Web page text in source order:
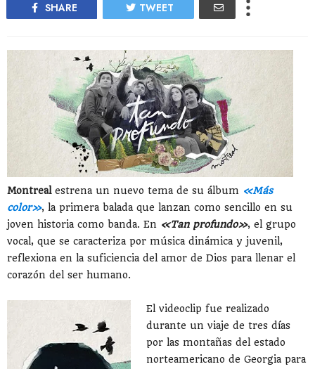
SHARE TWEET
Montrealestrena un nuevo tema de su álbum «Más
color», la primera balada que lanzan como sencillo en su
joven historia como banda. En «Tan profundo», el grupo
vocal, que se caracteriza por música dinámica y juvenil,
reflexiona en la suficiencia del amor de Dios para llenar el
corazón del ser humano.
El videoclip fue realizado
durante un viaje de tres días
por las montañas del estado
norteamericano de Georgia para